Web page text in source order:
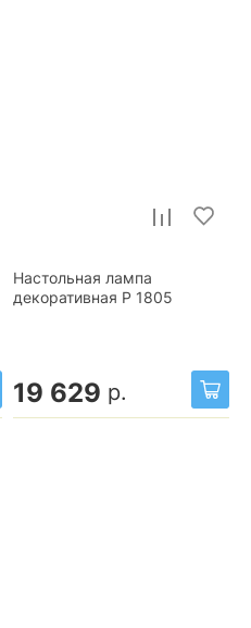
Настольная лампа
декоративная P 1805
19 629 р.